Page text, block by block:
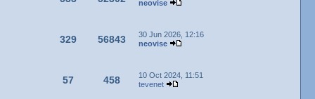
neovise
329 56843
30 Jun 2026, 12:16
neovise
57 458
10 Oct 2024, 11:51
tevenet